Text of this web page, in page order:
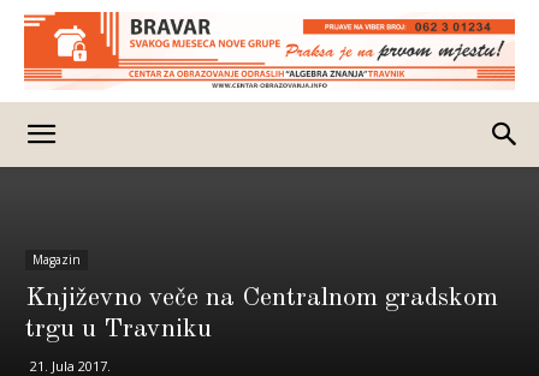
Magazin
Književno veče na Centralnom gradskom
trgu u Travniku
21. Jula 2017.